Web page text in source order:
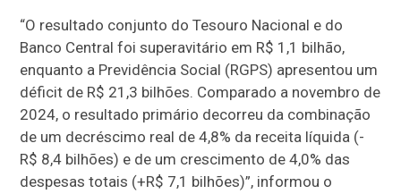
“O resultado conjunto do Tesouro Nacional e do
Banco Central foi superavitário em R$ 1,1 bilhão,
enquanto a Previdência Social (RGPS) apresentou um
déficit de R$ 21,3 bilhões. Comparado a novembro de
2024, o resultado primário decorreu da combinação
de um decréscimo real de 4,8% da receita líquida (-
R$ 8,4 bilhões) e de um crescimento de 4,0% das
despesas totais (+R$ 7,1 bilhões)”, informou o